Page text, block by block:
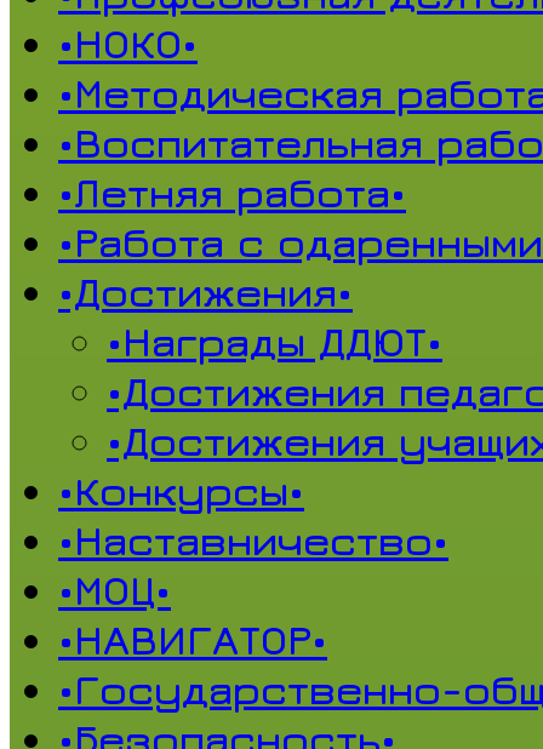
•НОКО•
•Методическая
•Воспитательная
•Летняя работа•
•Работа с
•Достижения•
•Награды ДДЮТ•
•Достижения
•Достижения
•Конкурсы•
•Наставничество•
•МОЦ•
•НАВИГАТОР•
•Государственно-
•Безопасность•